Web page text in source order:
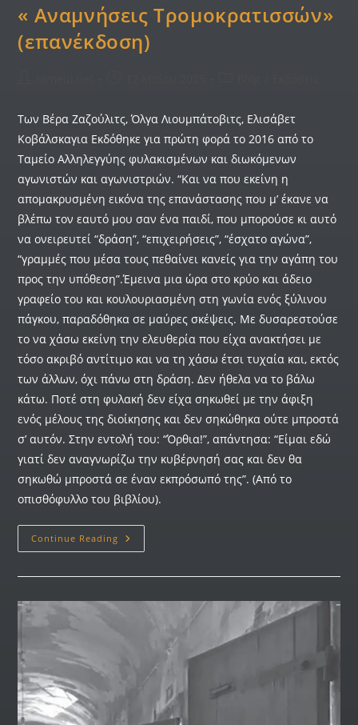
« Αναμνήσεις Τρομοκρατισσών»
(επανέκδοση)
Των Βέρα Ζαζούλιτς, Όλγα Λιουμπάτοβιτς, Ελισάβετ
Κοβάλσκαγια Εκδόθηκε για πρώτη φορά το 2016 από το
Ταμείο Αλληλεγγύης φυλακισμένων και διωκόμενων
αγωνιστών και αγωνιστριών. “Και να που εκείνη η
απομακρυσμένη εικόνα της επανάστασης που μ’ έκανε να
βλέπω τον εαυτό μου σαν ένα παιδί, που μπορούσε κι αυτό
να ονειρευτεί “δράση”, “επιχειρήσεις”, “έσχατο αγώνα”,
“γραμμές που μέσα τους πεθαίνει κανείς για την αγάπη του
προς την υπόθεση”.Έμεινα μια ώρα στο κρύο και άδειο
γραφείο του και κουλουριασμένη στη γωνία ενός ξύλινου
πάγκου, παραδόθηκα σε μαύρες σκέψεις. Με δυσαρεστούσε
το να χάσω εκείνη την ελευθερία που είχα ανακτήσει με
τόσο ακριβό αντίτιμο και να τη χάσω έτσι τυχαία και, εκτός
των άλλων, όχι πάνω στη δράση. Δεν ήθελα να το βάλω
κάτω. Ποτέ στη φυλακή δεν είχα σηκωθεί με την άφιξη
ενός μέλους της διοίκησης και δεν σηκώθηκα ούτε μπροστά
σ’ αυτόν. Στην εντολή του: “Όρθια!”, απάντησα: “Είμαι εδώ
γιατί δεν αναγνωρίζω την κυβέρνησή σας και δεν θα
σηκωθώ μπροστά σε έναν εκπρόσωπό της”. (Από το
οπισθόφυλλο του βιβλίου).
Continue Reading